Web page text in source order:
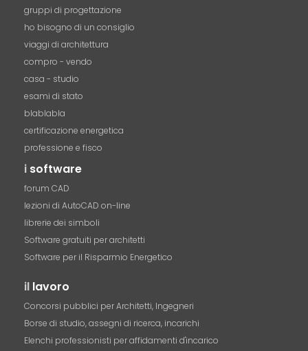
gruppi di progettazione
ho bisogno di un consiglio
viaggi di architettura
compro - vendo
casa - studio
esami di stato
blablabla
certificazione energetica
professione e fisco
i software
forum CAD
lezioni di AutoCAD on-line
librerie dei simboli
Software gratuiti per architetti
Software per il Risparmio Energetico
il lavoro
Concorsi pubblici per Architetti, Ingegneri
Borse di studio, assegni di ricerca, incarichi
Elenchi professionisti per affidamenti d'incarico